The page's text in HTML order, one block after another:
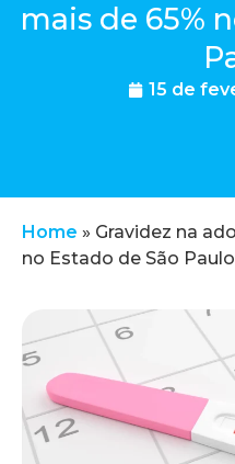
mais de 65%
15 de
Home » Gravidez na
no Estado de São Paulo